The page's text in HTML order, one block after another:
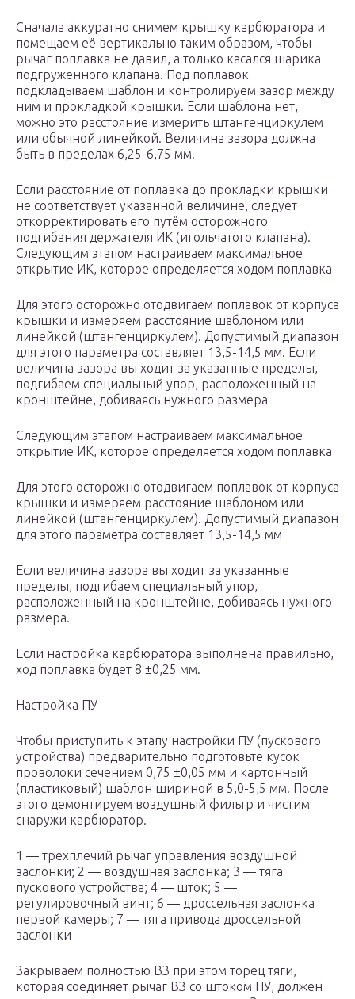
Сначала аккуратно снимем крышку карбюратора и
помещаем её вертикально таким образом, чтобы
рычаг поплавка не давил, а только касался шарика
подгруженного клапана. Под поплавок
подкладываем шаблон и контролируем зазор между
ним и прокладкой крышки. Если шаблона нет,
можно это расстояние измерить штангенциркулем
или обычной линейкой. Величина зазора должна
быть в пределах 6,25-6,75 мм.
Если расстояние от поплавка до прокладки крышки
не соответствует указанной величине, следует
откорректировать его путём осторожного
подгибания держателя ИК (игольчатого клапана).
Следующим этапом настраиваем максимальное
открытие ИК, которое определяется ходом поплавка
Для этого осторожно отодвигаем поплавок от корпуса
крышки и измеряем расстояние шаблоном или
линейкой (штангенциркулем). Допустимый диапазон
для этого параметра составляет 13,5-14,5 мм. Если
величина зазора вы ходит за указанные пределы,
подгибаем специальный упор, расположенный на
кронштейне, добиваясь нужного размера
Следующим этапом настраиваем максимальное
открытие ИК, которое определяется ходом поплавка
Для этого осторожно отодвигаем поплавок от корпуса
крышки и измеряем расстояние шаблоном или
линейкой (штангенциркулем). Допустимый диапазон
для этого параметра составляет 13,5-14,5 мм
Если величина зазора вы ходит за указанные
пределы, подгибаем специальный упор,
расположенный на кронштейне, добиваясь нужного
размера.
Если настройка карбюратора выполнена правильно,
ход поплавка будет 8 ±0,25 мм.
Настройка ПУ
Чтобы приступить к этапу настройки ПУ (пускового
устройства) предварительно подготовьте кусок
проволоки сечением 0,75 ±0,05 мм и картонный
(пластиковый) шаблон шириной в 5,0-5,5 мм. После
этого демонтируем воздушный фильтр и чистим
снаружи карбюратор.
1 — трехплечий рычаг управления воздушной
заслонки; 2 — воздушная заслонка; 3 — тяга
пускового устройства; 4 — шток; 5 —
регулировочный винт; 6 — дроссельная заслонка
первой камеры; 7 — тяга привода дроссельной
заслонки
Закрываем полностью ВЗ при этом торец тяги,
которая соединяет рычаг ВЗ со штоком ПУ, должен